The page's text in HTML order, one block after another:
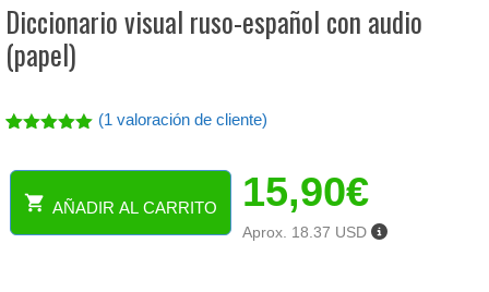
Diccionario visual ruso-español con audio
(papel)
de 5 en
base a
valoración
de un
(1 valoración de cliente)
Diccionario
visual
AÑADIR AL CARRITO 15,90€
Aprox. 18.37 USD